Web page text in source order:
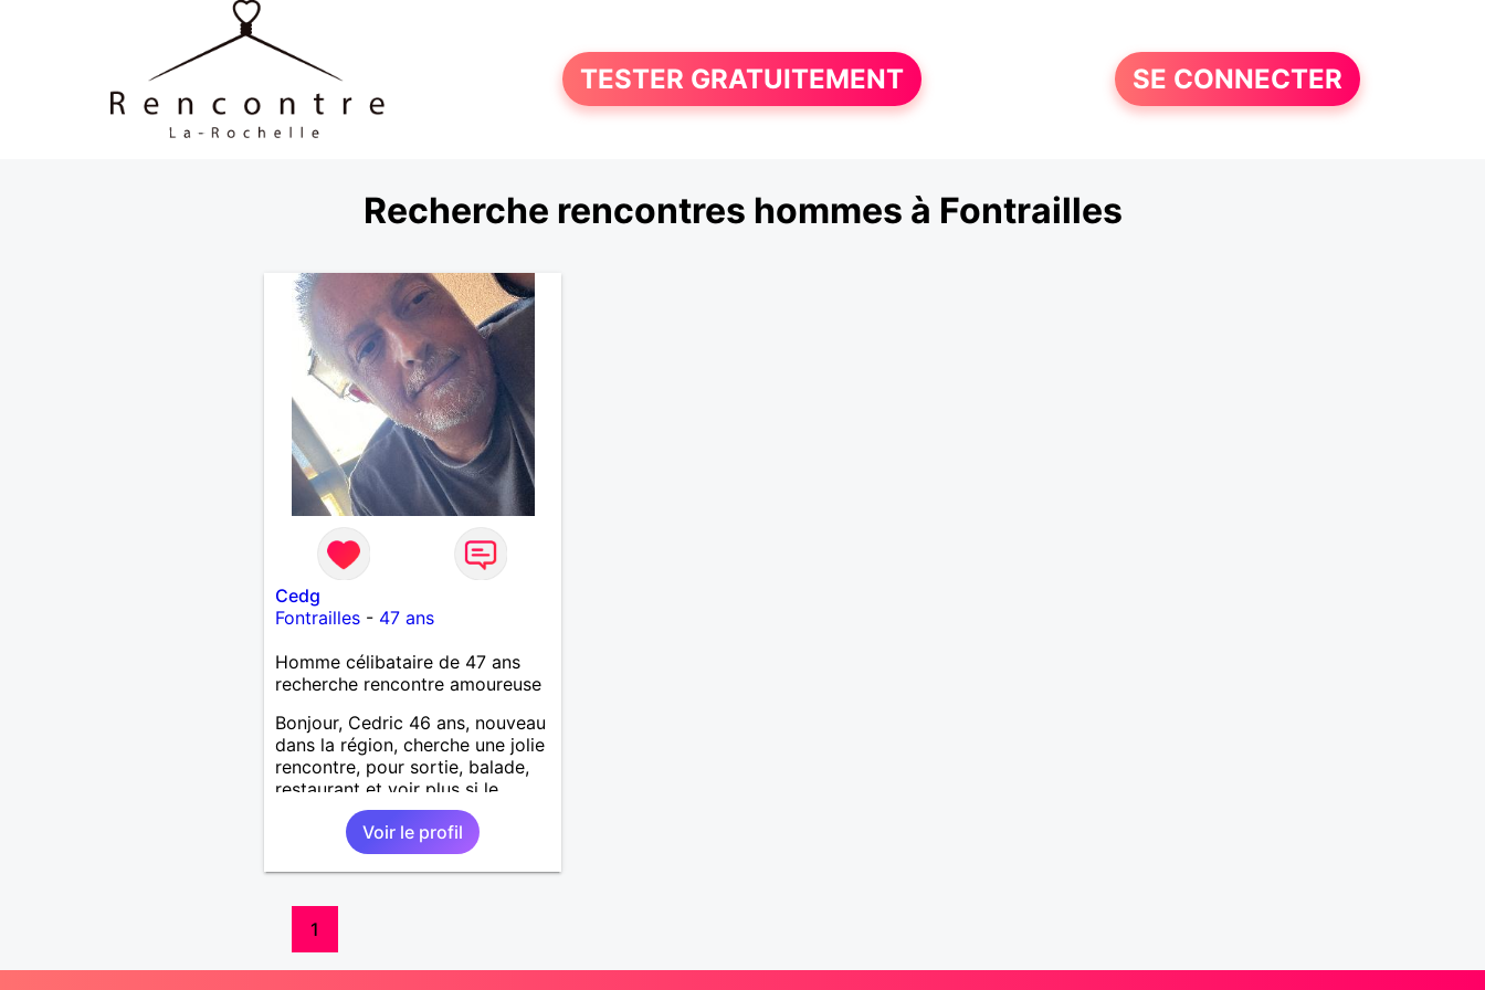
TESTER GRATUITEMENT SE CONNECTER
Recherche rencontres hommes à Fontrailles
Cedg
Fontrailles- 47 ans
Homme célibataire de 47 ans
recherche rencontre amoureuse
Bonjour, Cedric 46 ans, nouveau
dans la région, cherche une jolie
rencontre, pour sortie, balade,
restaurant et voir plus si le
courant passe. Je suis sociable,
souriant, patient, j’aime rire et
plaisanter..
Voir le profil
1